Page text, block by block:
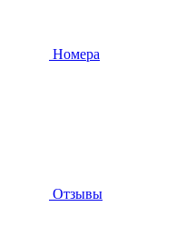
Номера
Отзывы